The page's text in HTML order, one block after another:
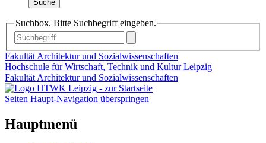
Suche
Suchbox. Bitte Suchbegriff eingeben.
Fakultät Architektur und Sozialwissenschaften
Hochschule für Wirtschaft, Technik und Kultur Leipzig
Fakultät Architektur und Sozialwissenschaften
Seiten Haupt-Navigation überspringen
Hauptmenü